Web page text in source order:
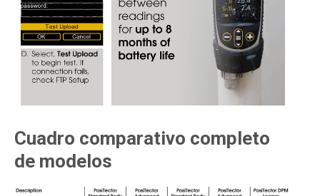
Cuadro comparativo completo
de modelos